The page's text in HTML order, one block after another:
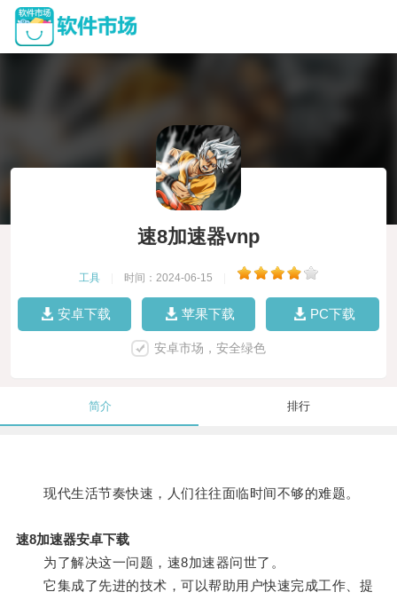
速8加速器vnp
工具 时间：2024-06-15
安卓下载 苹果下载 PC下载
安卓市场，安全绿色
简介 排行
现代生活节奏快速，人们往往面临时间不够的难题。
速8加速器安卓下载
为了解决这一问题，速8加速器问世了。
它集成了先进的技术，可以帮助用户快速完成工作、提